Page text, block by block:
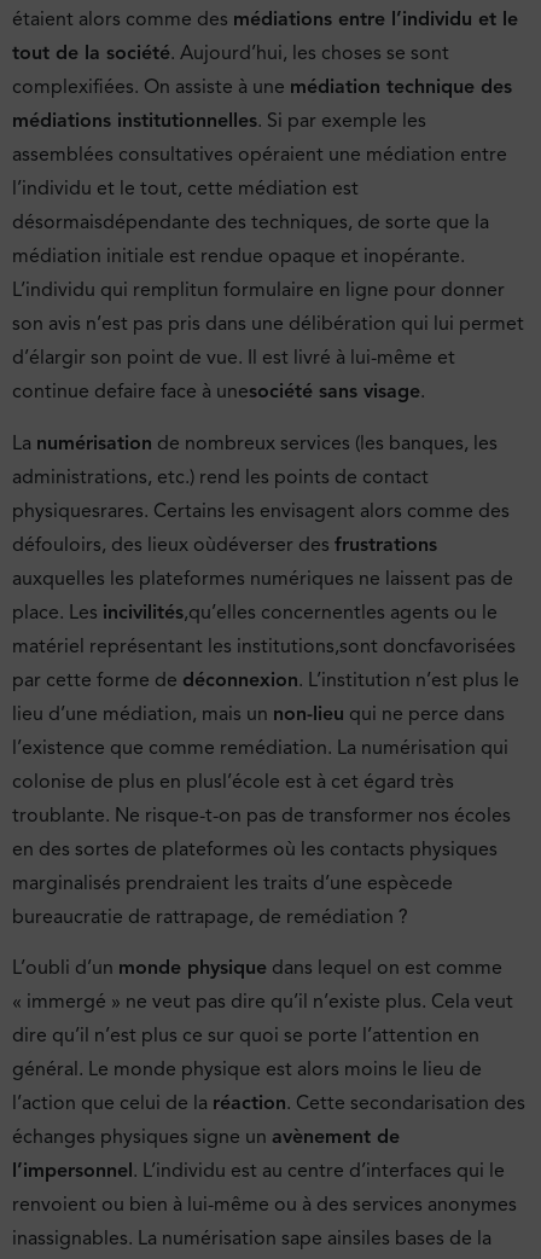
étaient alors comme des médiations entre l’individu et le
tout de la société. Aujourd’hui, les choses se sont
complexifiées. On assiste à une médiation technique des
médiations institutionnelles. Si par exemple les
assemblées consultatives opéraient une médiation entre
l’individu et le tout, cette médiation est
désormaisdépendante des techniques, de sorte que la
médiation initiale est rendue opaque et inopérante.
L’individu qui remplitun formulaire en ligne pour donner
son avis n’est pas pris dans une délibération qui lui permet
d’élargir son point de vue. Il est livré à lui-même et
continue defaire face à unesociété sans visage.
La numérisation de nombreux services (les banques, les
administrations, etc.) rend les points de contact
physiquesrares. Certains les envisagent alors comme des
défouloirs, des lieux oùdéverser des frustrations
auxquelles les plateformes numériques ne laissent pas de
place. Les incivilités,qu’elles concernentles agents ou le
matériel représentant les institutions,sont doncfavorisées
par cette forme de déconnexion. L’institution n’est plus le
lieu d’une médiation, mais un non-lieu qui ne perce dans
l’existence que comme remédiation. La numérisation qui
colonise de plus en plusl’école est à cet égard très
troublante. Ne risque-t-on pas de transformer nos écoles
en des sortes de plateformes où les contacts physiques
marginalisés prendraient les traits d’une espècede
bureaucratie de rattrapage, de remédiation ?
L’oubli d’un monde physique dans lequel on est comme
« immergé » ne veut pas dire qu’il n’existe plus. Cela veut
dire qu’il n’est plus ce sur quoi se porte l’attention en
général. Le monde physique est alors moins le lieu de
l’action que celui de la réaction. Cette secondarisation des
échanges physiques signe un avènement de
l’impersonnel. L’individu est au centre d’interfaces qui le
renvoient ou bien à lui-même ou à des services anonymes
inassignables. La numérisation sape ainsiles bases de la